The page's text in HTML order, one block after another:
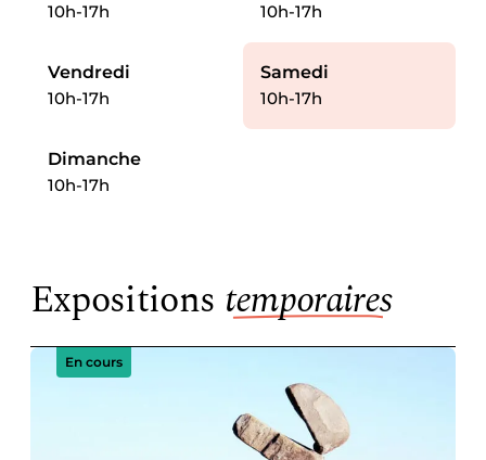
10h-17h
10h-17h
Vendredi
10h-17h
Samedi
10h-17h
Dimanche
10h-17h
Expositions temporaires
En cours